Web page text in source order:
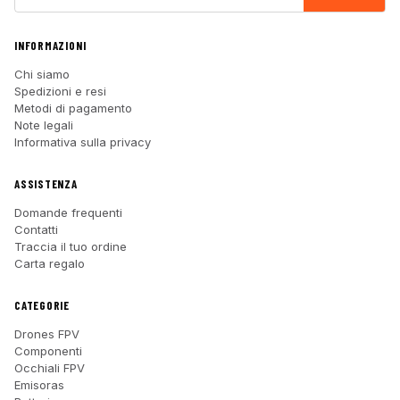
INFORMAZIONI
Chi siamo
Spedizioni e resi
Metodi di pagamento
Note legali
Informativa sulla privacy
ASSISTENZA
Domande frequenti
Contatti
Traccia il tuo ordine
Carta regalo
CATEGORIE
Drones FPV
Componenti
Occhiali FPV
Emisoras